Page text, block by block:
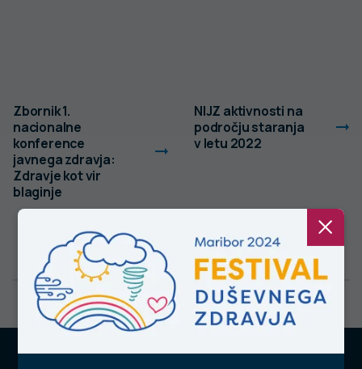
Zbornik 1.
nacionalne
konference
javnega zdravja:
Zdravje kot vir
blaginje
NIJZ aktivnosti na
področju staranja
v letu 2022